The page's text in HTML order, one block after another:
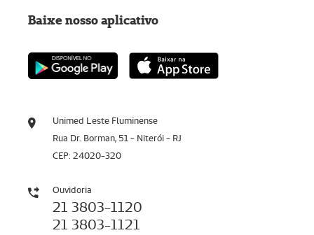
Unimed Leste Fluminense
Rua Dr. Borman, 51 - Niterói - RJ
CEP: 24020-320
Ouvidoria
21 3803-1120
21 3803-1121
Baixe nosso aplicativo